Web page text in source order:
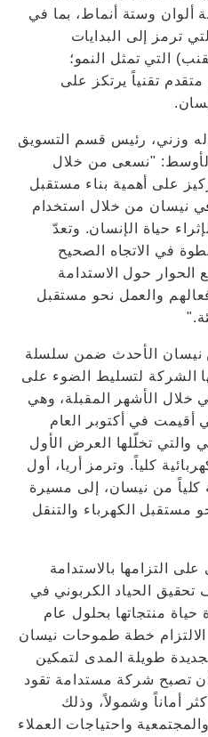
ألوان وستة أنماط، بما في
ترمز إلى البدايات
التي تمثل النمو؛
تقنياً يرتكز على
وزني، رئيس قسم التسويق
"نسعى من خلال
على أهمية بناء مستقبل
نيسان من خلال استخدام
حياة الإنسان. وتعدّ
في الاتجاه الصحيح
الحوار حول الاستدامة
والعمل نحو مستقبل
نيسان الأحدث ضمن سلسلة
الشركة لتسليط الضوء على
مع إكسبو 2020 دبي خلال الأشهر المقبلة، وهي
أقيمت في أكتوبر العام
في إكسبو 2020 دبي والتي تخلّلها العرض الأول
كلياً. وترمز أريا، أول
كلياً من نيسان، إلى مسيرة
مستقبل الكهرباء والتنقل
التزامها بالاستدامة
الحياد الكربوني في
منتجاتها بحلول عام
الالتزام خطة طموحات نيسان
طويلة المدى لتمكين
تصبح شركة مستدامة تقود
أماناً وشمولاً، وذلك
واحتياجات العملاء